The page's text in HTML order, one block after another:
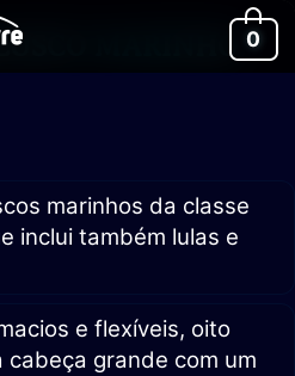
0
MARINHO
marinhos da classe
inclui também lulas e
e flexíveis, oito
grande com um